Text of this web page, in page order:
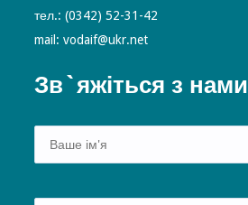
тел.: (0342) 52-31-42
mail: vodaif@ukr.net
Зв`яжіться з нами